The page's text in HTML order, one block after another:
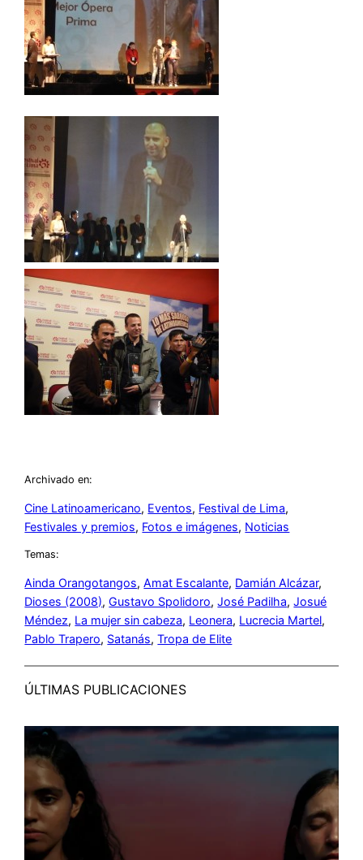
Archivado en:
Cine Latinoamericano, Eventos, Festival de Lima
Festivales y premios, Fotos e imágenes, Noticias
Temas:
Ainda Orangotangos, Amat Escalante, Damián Alcázar
Dioses (2008), Gustavo Spolidoro, José Padilha, Josué
Méndez, La mujer sin cabeza, Leonera, Lucrecia Martel
Pablo Trapero, Satanás, Tropa de Elite
ÚLTIMAS PUBLICACIONES